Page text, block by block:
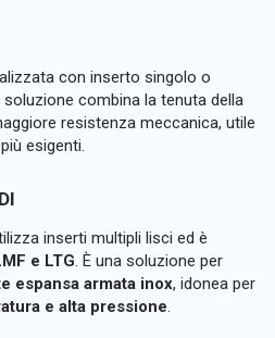
con inserto singolo o
combina la tenuta della
resistenza meccanica, utile
esigenti.
inserti multipli lisci ed è
e LTG. È una soluzione per
espansa armata inox, idonea per
e alta pressione.